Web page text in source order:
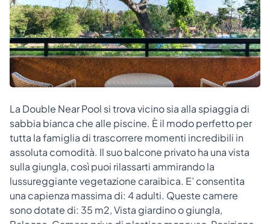
La Double Near Pool si trova vicino sia alla spiaggia di
sabbia bianca che alle piscine. È il modo perfetto per
tutta la famiglia di trascorrere momenti incredibili in
assoluta comodità. Il suo balcone privato ha una vista
sulla giungla, così puoi rilassarti ammirando la
lussureggiante vegetazione caraibica. E’ consentita
una capienza massima di: 4 adulti. Queste camere
sono dotate di: 35 m2, Vista giardino o giungla,